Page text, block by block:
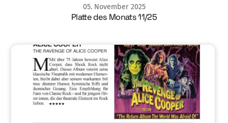
05. November 2025
Platte des Monats 11/25